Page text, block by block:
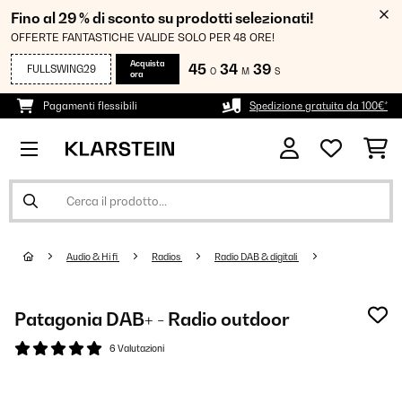
Fino al 29 % di sconto su prodotti selezionati!
OFFERTE FANTASTICHE VALIDE SOLO PER 48 ORE!
FULLSWING29
Acquista
ora
45 O 34 M 39 S
Pagamenti flessibili Spedizione gratuita da 100€*
Audio & Hi fi Radios Radio DAB & digitali
Patagonia DAB+ - Radio outdoor
6 Valutazioni